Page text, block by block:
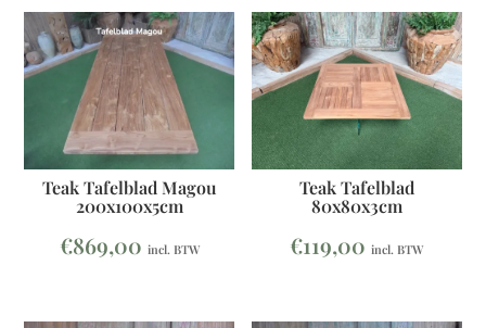
Teak Tafelblad Magou
200x100x5cm
€869,00 incl. BTW
Teak Tafelblad
80x80x3cm
€119,00 incl. BTW